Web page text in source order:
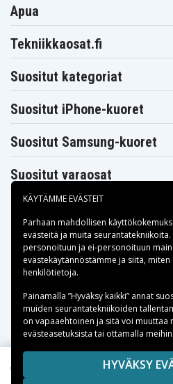
HP EliteBook 745
HP 210 G1
HP 215 G1
HP 240 G4
HP 240 G5
HP 245 G4
HP 245 G5
HP 250 G4
HP 250 G5
HP 255 G5
HP 256 G4
HP 350 G2
HP Beats SE
HP Chromebook 11
HP Chromebook 14
HP Elite x2
HP Elite X3
HP EliteBook 1030
HP EliteBook 1040
HP EliteBook 725
HP EliteBook 850
Apua
Tekniikkaosat.fi
Suositut kategoriat
Suositut iPhone-kuoret
Suositut Samsung-kuoret
Suositut varaosat
Maksuvaihtoehdot
Toimitusvaihtoehdot
Copyright © 2026,
SIVULLA MAINITUT
KÄYTÄMME EVÄSTEIT
Parhaan mahdollisen
evästeitä ja muita
personoituun ja ei-personoituun
evästekäytännöstämme ja siitä, miten
henkilötietoja.
Painamalla ”Hyväksy kaikki” annat
muiden seurantatekniikoiden
on vapaaehtoinen ja sitä voi muuttaa
evästeasetuksista tai ottamalla
HYVÄKSY